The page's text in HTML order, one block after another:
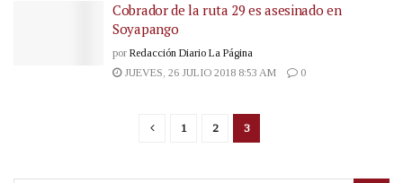
Cobrador de la ruta 29 es asesinado en
Soyapango
por Redacción Diario La Página
JUEVES, 26 JULIO 2018 8:53 AM
0
1 2 3